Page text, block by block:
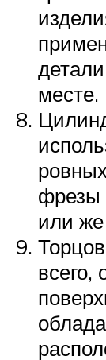
месте.
фрезы
или
всего,